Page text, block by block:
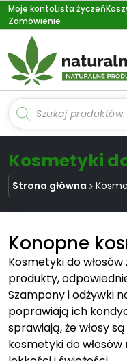
Przejdź
do
treści
Moje kontoLista życzeń
Zamówienie
Wyszukiwarka
produktów
Kosmetyki
Strona główna
Konopne
Kosmetyki do
produkty,
Szampony i odżywki
poprawiają ich
sprawiają, że włosy
kosmetyki do